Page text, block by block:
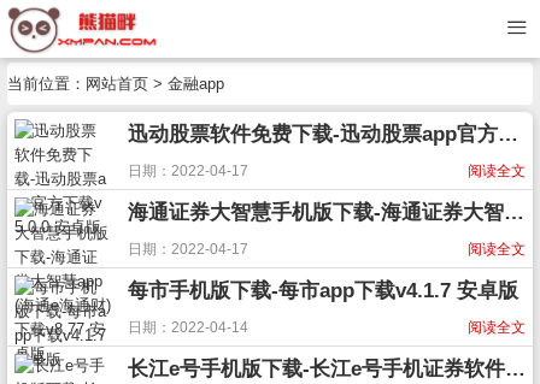
当前位置： 网站首页 > 金融app
迅动股票软件免费下载-迅动股票app官方下载v5.0.0 安卓版
阅读全文
日期：2022-04-17
海通证券大智慧手机版下载-海通证券大智慧app(海通e海通财)下载v8.77 安卓版
阅读全文
日期：2022-04-17
每市手机版下载-每市app下载v4.1.7 安卓版
阅读全文
日期：2022-04-14
长江e号手机版下载-长江e号手机证券软件下载v10.9.0 安卓最新版